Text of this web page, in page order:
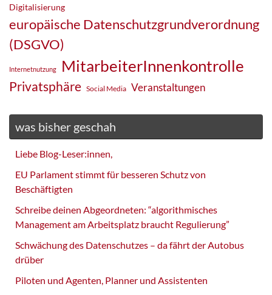
Digitalisierung
europäische Datenschutzgrundverordnung
(DSGVO)
Internetnutzung MitarbeiterInnenkontrolle
Privatsphäre Social Media Veranstaltungen
was bisher geschah
Liebe Blog-Leser:innen,
EU Parlament stimmt für besseren Schutz von
Beschäftigten
Schreibe deinen Abgeordneten: “algorithmisches
Management am Arbeitsplatz braucht Regulierung”
Schwächung des Datenschutzes – da fährt der Autobus
drüber
Piloten und Agenten, Planner und Assistenten